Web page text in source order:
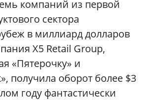
компаний из первой
сектора
в миллиард долларов
X5 Retail Group,
«Пятерочку» и
получила оборот более $3
году фантастически